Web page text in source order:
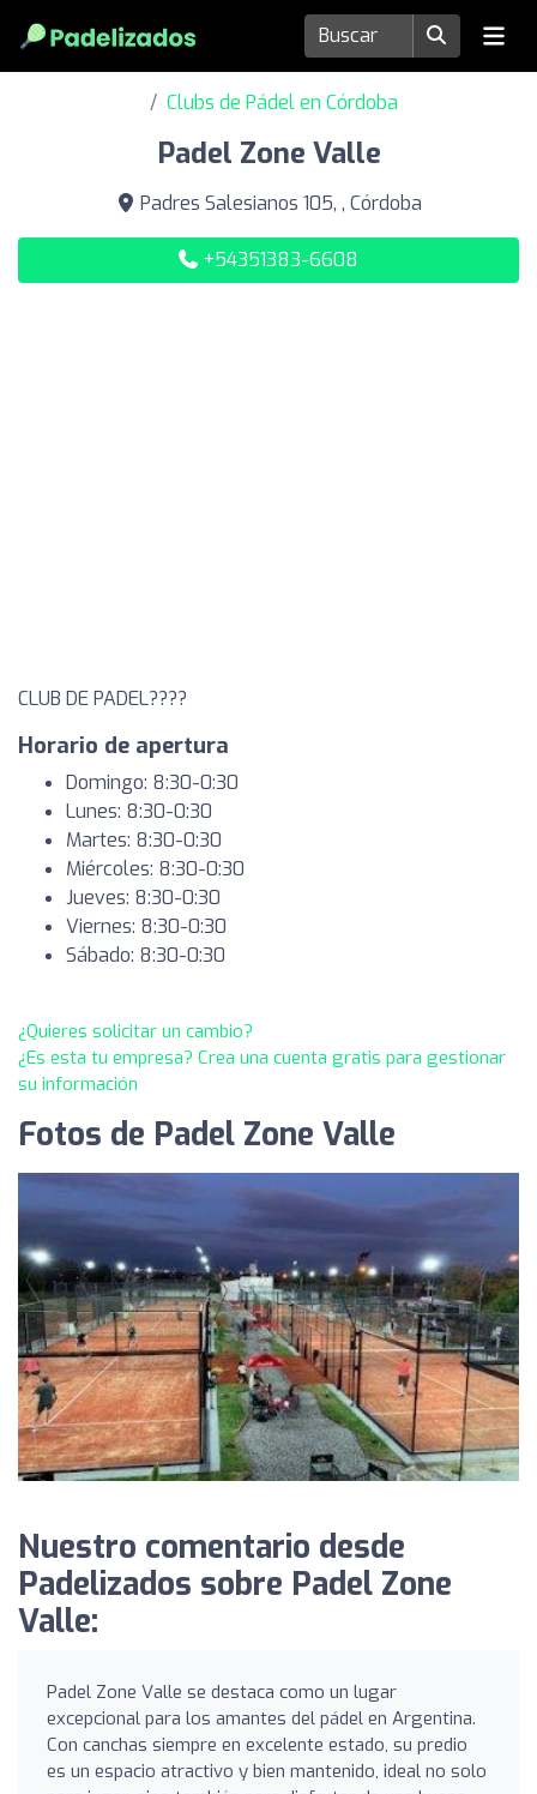
Clubs de Pádel en Córdoba
Padel Zone Valle
Padres Salesianos 105, , Córdoba
+54351383-6608
CLUB DE PADEL????
Horario de apertura
Domingo: 8:30-0:30
Lunes: 8:30-0:30
Martes: 8:30-0:30
Miércoles: 8:30-0:30
Jueves: 8:30-0:30
Viernes: 8:30-0:30
Sábado: 8:30-0:30
¿Quieres solicitar un cambio?
¿Es esta tu empresa? Crea una cuenta gratis para gestionar
su información
Fotos de Padel Zone Valle
Nuestro comentario desde
Padelizados sobre Padel Zone
Valle:
Padel Zone Valle se destaca como un lugar
excepcional para los amantes del pádel en Argentina.
Con canchas siempre en excelente estado, su predio
es un espacio atractivo y bien mantenido, ideal no solo